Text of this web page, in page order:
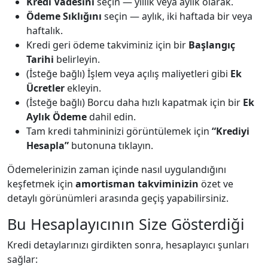
Ödeme Sıklığını seçin — aylık, iki haftada bir veya
haftalık.
Kredi geri ödeme takviminiz için bir Başlangıç
Tarihi belirleyin.
(İsteğe bağlı) İşlem veya açılış maliyetleri gibi Ek
Ücretler ekleyin.
(İsteğe bağlı) Borcu daha hızlı kapatmak için bir Ek
Aylık Ödemedahil edin.
Tam kredi tahmininizi görüntülemek için “Krediyi
Hesapla” butonuna tıklayın.
Ödemelerinizin zaman içinde nasıl uygulandığını
keşfetmek için amortisman takviminizin özet ve
detaylı görünümleri arasında geçiş yapabilirsiniz.
Bu Hesaplayıcının Size Gösterdiği
Kredi detaylarınızı girdikten sonra, hesaplayıcı şunları
sağlar: